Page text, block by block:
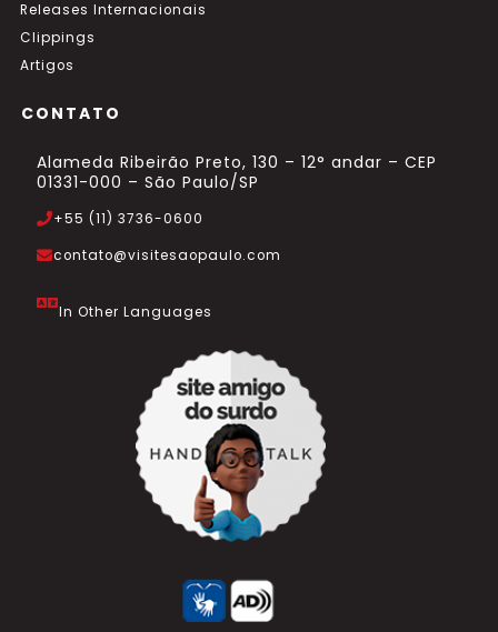
Releases Internacionais
Clippings
Artigos
CONTATO
Alameda Ribeirão Preto, 130 – 12° andar – CEP
01331-000 – São Paulo/SP
+55 (11) 3736-0600
contato@visitesaopaulo.com
In Other Languages